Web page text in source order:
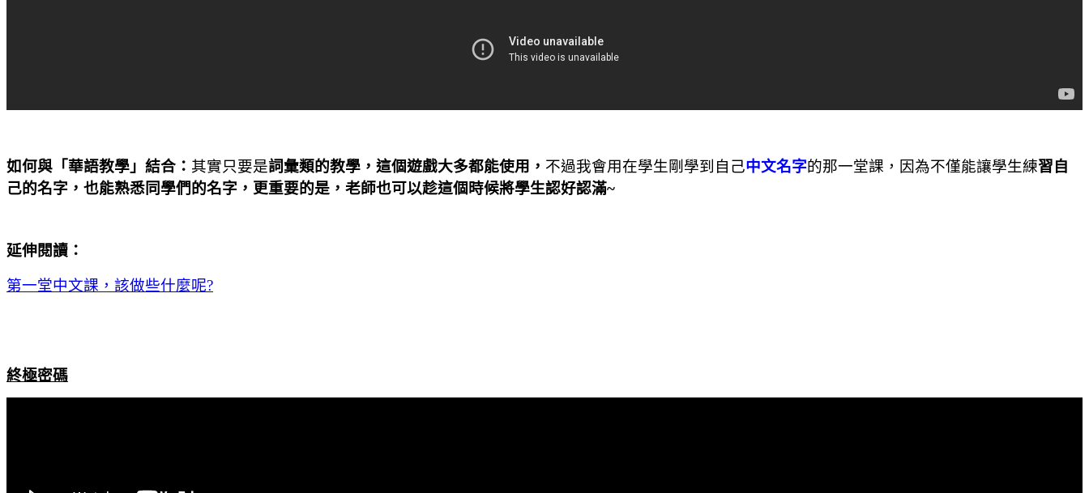
如何與「華語教學」結合： 其實只要是詞彙類的教學，這個遊戲大多都能使用， 不過我會用在學生剛學到自己中文名字的那一堂課，因為不僅能讓學生練習自
己的名字，也能熟悉同學們的名字，更重要的是，老師也可以趁這個時候將學生認好認滿~
延伸閱讀：
第一堂中文課，該做些什麼呢?
終極密碼